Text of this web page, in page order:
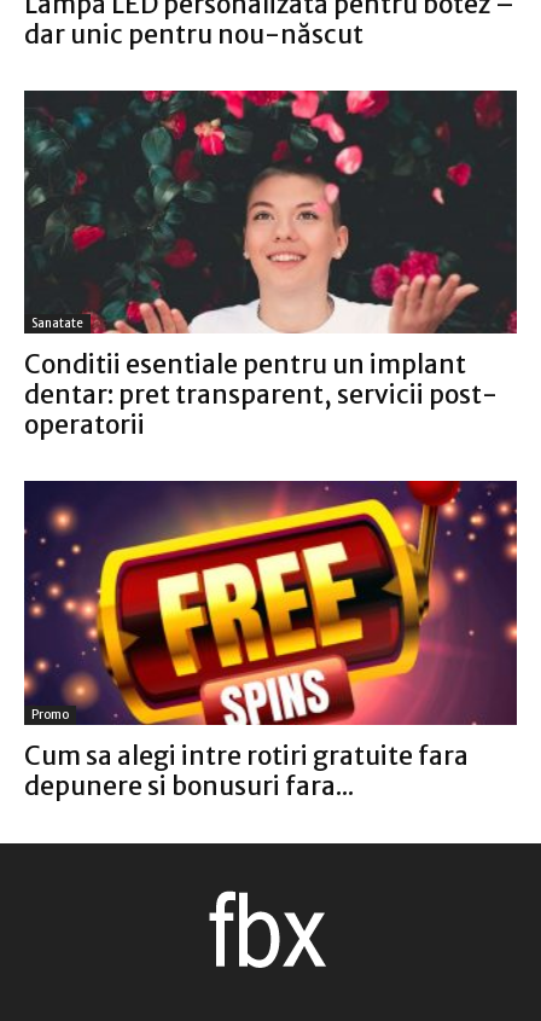
dar unic pentru nou-născut
Sanatate
Conditii esentiale pentru un implant
dentar: pret transparent, servicii post-
operatorii
Promo
Cum sa alegi intre rotiri gratuite fara
depunere si bonusuri fara...